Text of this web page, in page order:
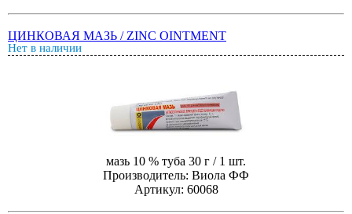
ЦИНКОВАЯ МАЗЬ / ZINC OINTMENT
Нет в наличии
мазь 10 % туба 30 г / 1 шт.
Производитель: Виола ФФ
Артикул: 60068